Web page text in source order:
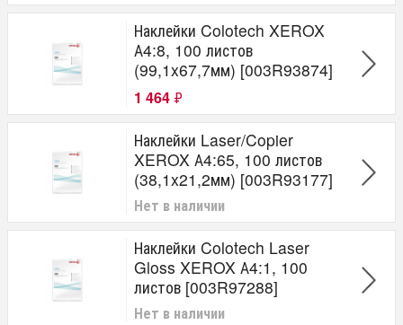
Наклейки Colotech XEROX
А4:8, 100 листов
(99,1x67,7мм) [003R93874]
1 464 ₽
Наклейки Laser/Copier
XEROX А4:65, 100 листов
(38,1x21,2мм) [003R93177]
Нет в наличии
Наклейки Colotech Laser
Gloss XEROX А4:1, 100
листов [003R97288]
Нет в наличии